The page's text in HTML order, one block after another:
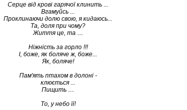
Серце від крові гарячої клинить ...
Вгамуйсь ...
Проклинаючи долю свою, я кидаюсь...
Та, доля при чому?
Життя це, та …
Ніжність за горло !!!
І, боже, як боляче ж, боже...
Як, боляче!
Пам'ять птахом в долоні -
клюється ...
Пищить …
То, у небо її!